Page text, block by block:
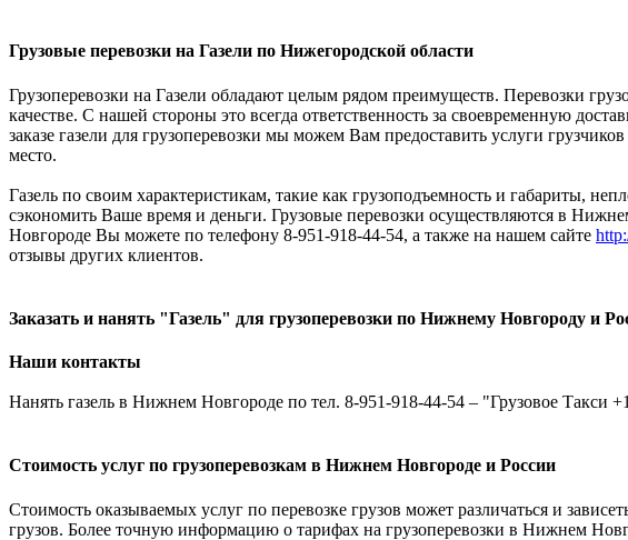
Грузовые перевозки на Газели по Нижегородской области
Грузоперевозки на Газели обладают целым рядом преимуществ. Перевозки
качестве. С нашей стороны это всегда ответственность за своевременную
заказе газели для грузоперевозки мы можем Вам предоставить услуги
место.
Газель по своим характеристикам, такие как грузоподъемность и габариты,
сэкономить Ваше время и деньги. Грузовые перевозки осуществляются в
Новгороде Вы можете по телефону 8-951-918-44-54, а также на нашем сайте
отзывы других клиентов.
Заказать и нанять "Газель" для грузоперевозки по Нижнему Новгороду и
Наши контакты
Нанять газель в Нижнем Новгороде по тел. 8-951-918-44-54 – "Грузовое Такси
Стоимость услуг по грузоперевозкам в Нижнем Новгороде и России
Стоимость оказываемых услуг по перевозке грузов может различаться и
грузов. Более точную информацию о тарифах на грузоперевозки в Нижнем